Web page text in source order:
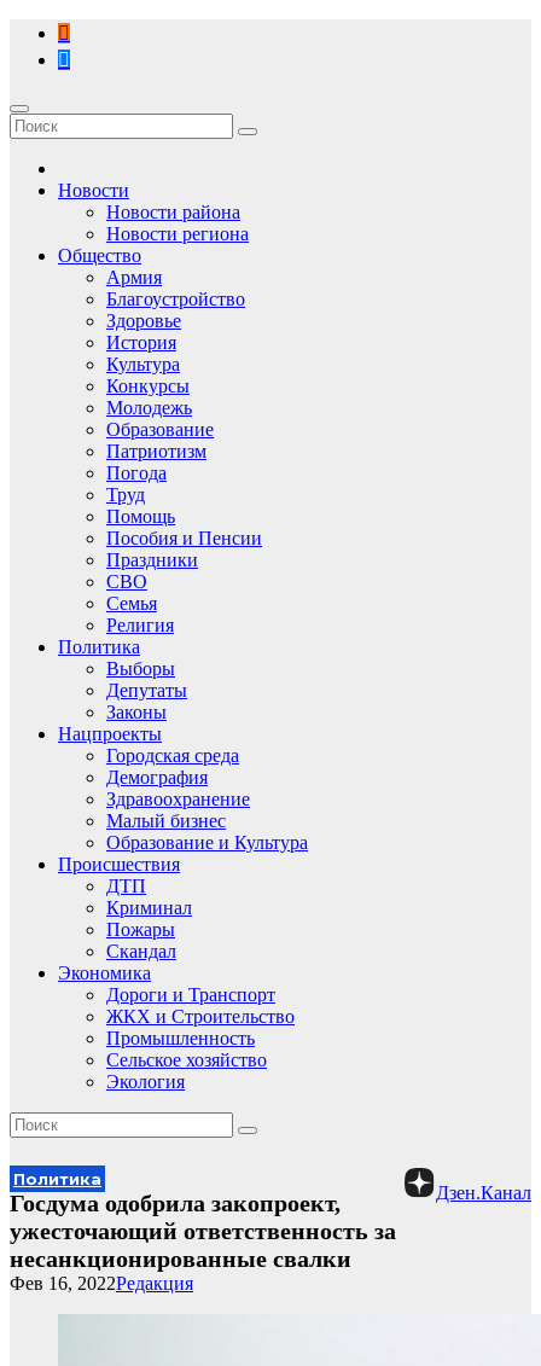
Перейти
содержимому
Новости
Новости района
Новости региона
Общество
Армия
Благоустройство
Здоровье
История
Культура
Конкурсы
Молодежь
Образование
Патриотизм
Погода
Труд
Помощь
Пособия и Пенсии
Праздники
СВО
Семья
Религия
Политика
Выборы
Депутаты
Законы
Нацпроекты
Городская среда
Демография
Здравоохранение
Малый бизнес
Образование и Культура
Происшествия
ДТП
Криминал
Пожары
Скандал
Экономика
Дороги и Транспорт
ЖКХ и Строительство
Промышленность
Сельское хозяйство
Экология
Политика
Дзен.Канал
Госдума одобрила закопроект,
ужесточающий ответственность за
несанкционированные свалки
Редакция
Фев 16, 2022